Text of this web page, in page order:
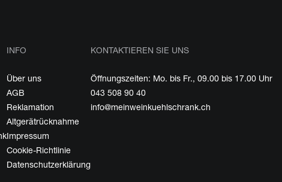
INFO
Über uns
AGB
Reklamation
Altgerätrücknahme
Impressum
Cookie-Richtlinie
Datenschutzerklärung
KONTAKTIEREN SIE UNS
Öffnungszeiten: Mo. bis Fr., 09.00 bis 17.00 Uhr
043 508 90 40
info@meinweinkuehlschrank.ch